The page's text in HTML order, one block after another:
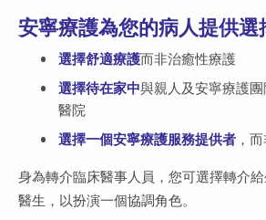
安寧療護為您的病人提供選
選擇舒適療護而非治癒性療護
選擇待在家中與親人及安寧療護
醫院
選擇一個安寧療護服務提供者 ，
身為轉介臨床醫事人員，您可選擇轉介
醫生，以扮演一個協調角色。